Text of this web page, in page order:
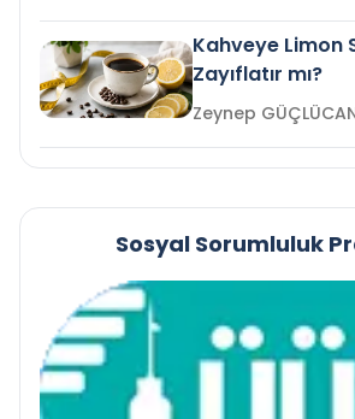
Kahveye Limon
Zayıflatır mı?
Zeynep
Sosyal Sorumluluk